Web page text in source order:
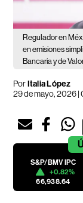
Regulador en
en emisiones
Bancaria y de
PorItalia López
29 de mayo, 2026 |
S&P/BMV IPC
+0.82%
66,938.64